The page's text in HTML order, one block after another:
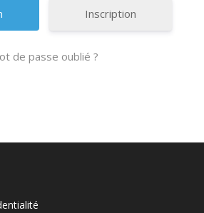
Inscription
de passe oublié ?